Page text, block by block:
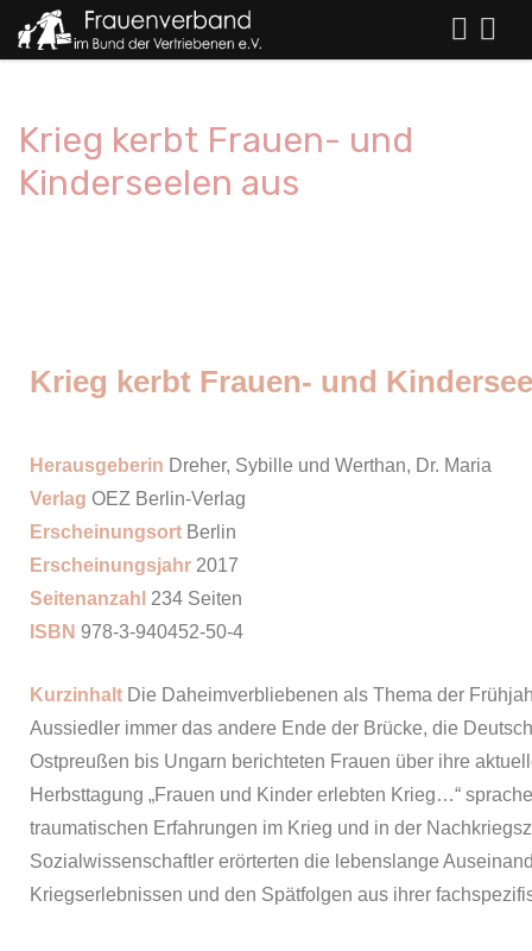
Krieg kerbt Frauen- und
Kinderseelen aus
Krieg kerbt Frauen- und
Herausgeberin Dreher, Sybille und Werthan, Dr. Maria
Verlag OEZ Berlin-Verlag
Erscheinungsort Berlin
Erscheinungsjahr 2017
Seitenanzahl 234 Seiten
ISBN 978-3-940452-50-4
Kurzinhalt Die Daheimverbliebenen als Thema der
Aussiedler immer das andere Ende der Brücke, die
Ostpreußen bis Ungarn berichteten Frauen über ihre
Herbsttagung „Frauen und Kinder erlebten Krieg…“
traumatischen Erfahrungen im Krieg und in der
Sozialwissenschaftler erörterten die lebenslange
Kriegserlebnissen und den Spätfolgen aus ihrer